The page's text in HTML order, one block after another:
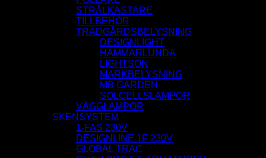
STRÅLKASTARE
TILLBEHÖR
TRÄDGÅRDSBELYSNING
DESIGNLIGHT
HAMMARLUNDA
LIGHTSON
MARKBELYSNING
MB GARDEN
SOLCELLSLAMPOR
VÄGGLAMPOR
SKENSYSTEM
1-FAS 230V
DESIGNLINE 1F 230V
GLOBAL TRAC